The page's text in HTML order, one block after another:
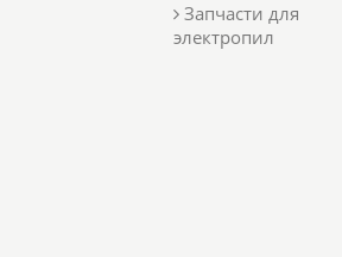
Запчасти для
электропил